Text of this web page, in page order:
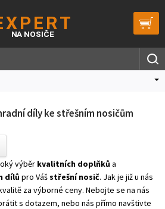
díly ke střešním nosičům
výběr kvalitních doplňků a
dílů pro Vášstřešní nosič. Jak je již u nás
za výborné ceny. Nebojte se na nás
s dotazem, nebo nás přímo navštivte